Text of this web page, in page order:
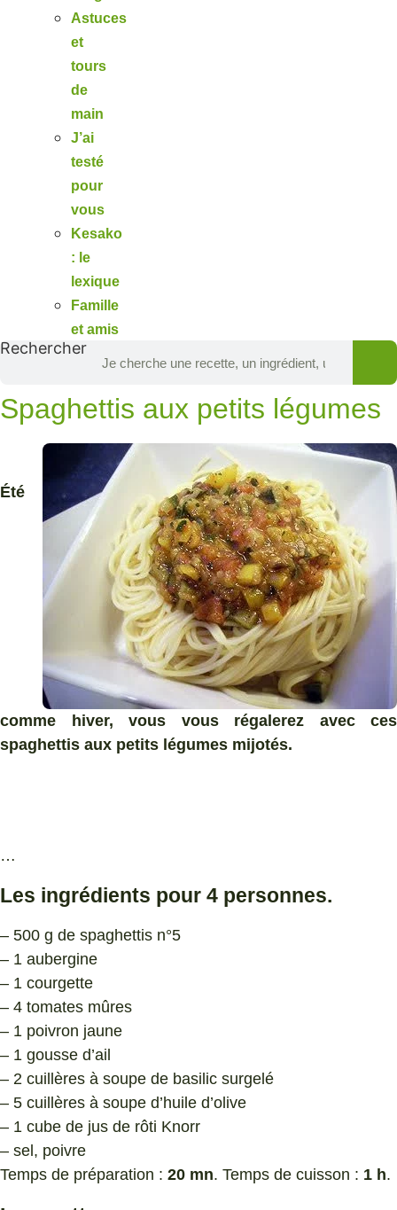
Astuces
et
tours
de
main
J’ai
testé
pour
vous
Kesako
: le
lexique
Famille
et amis
Rechercher
Spaghettis aux petits légumes
Été
comme hiver, vous vous régalerez avec ces
spaghettis aux petits légumes mijotés.
…
Les ingrédients pour 4 personnes.
– 500 g de spaghettis n°5
– 1 aubergine
– 1 courgette
– 4 tomates mûres
– 1 poivron jaune
– 1 gousse d’ail
– 2 cuillères à soupe de basilic surgelé
– 5 cuillères à soupe d’huile d’olive
– 1 cube de jus de rôti Knorr
– sel, poivre
Temps de préparation : 20 mn. Temps de cuisson : 1 h.